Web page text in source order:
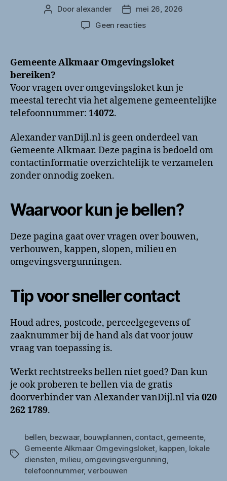
Berichtauteur
Door alexander Berichtdatum
mei 26, 2026
Geen reactiesop
Omgevingsloket
bellen?
en
contactinformatie
Gemeente Alkmaar Omgevingsloket
bereiken?
Voor vragen over omgevingsloket kun je
meestal terecht via het algemene gemeentelijke
telefoonnummer: 14072.
Alexander vanDijl.nl is geen onderdeel van
Gemeente Alkmaar. Deze pagina is bedoeld om
contactinformatie overzichtelijk te verzamelen
zonder onnodig zoeken.
Waarvoor kun je bellen?
Deze pagina gaat over vragen over bouwen,
verbouwen, kappen, slopen, milieu en
omgevingsvergunningen.
Tip voor sneller contact
Houd adres, postcode, perceelgegevens of
zaaknummer bij de hand als dat voor jouw
vraag van toepassing is.
Werkt rechtstreeks bellen niet goed? Dan kun
je ook proberen te bellen via de gratis
doorverbinder van Alexander vanDijl.nl via020
262 1789.
Tags
bellen, bezwaar, bouwplannen, contact, gemeente,
Gemeente Alkmaar Omgevingsloket, kappen, lokale
diensten, milieu, omgevingsvergunning,
telefoonnummer, verbouwen